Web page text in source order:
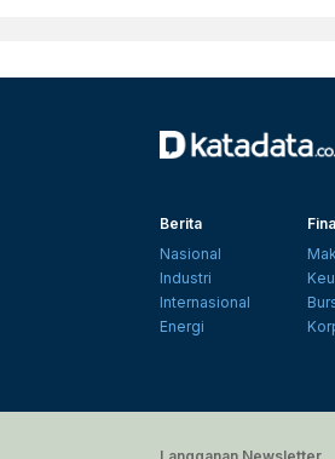
Berita
Nasional
Industri
Internasional
Energi